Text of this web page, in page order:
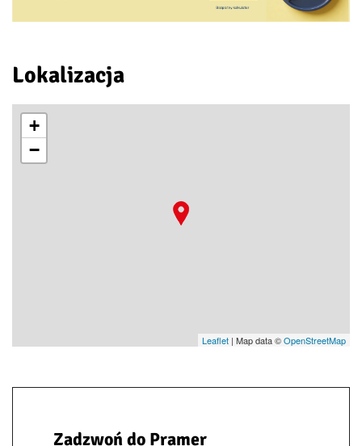
Lokalizacja
+
−
Leaflet | Map data ©OpenStreetMap
Zadzwoń do Pramer